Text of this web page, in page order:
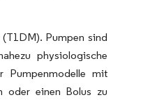
Pumpen sind
physiologische
Pumpenmodelle mit
oder einen Bolus zu